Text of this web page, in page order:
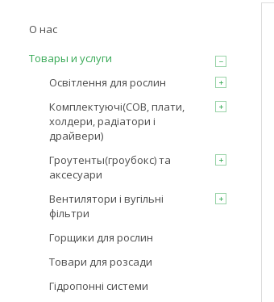
О нас
Товары и услуги
Освітлення для рослин
Комплектуючі(COB, плати,
холдери, радіатори і
драйвери)
Гроутенты(гроубокс) та
аксесуари
Вентилятори і вугільні
фільтри
Горщики для рослин
Товари для розсади
Гідропонні системи